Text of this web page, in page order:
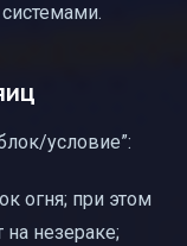
условие”:
огня; при этом
незераке;